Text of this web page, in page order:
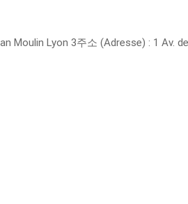
Moulin Lyon 3주소 (Adresse) : 1 Av.